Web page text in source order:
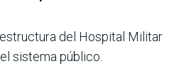
del Hospital Militar
sistema público.